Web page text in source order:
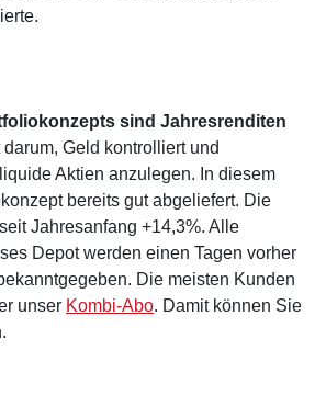
sind Jahresrenditen
darum, Geld kontrolliert und
Aktien anzulegen. In diesem
bereits gut abgeliefert. Die
Jahresanfang +14,3%. Alle
Depot werden einen Tagen vorher
Die meisten Kunden
unser Kombi-Abo. Damit können Sie